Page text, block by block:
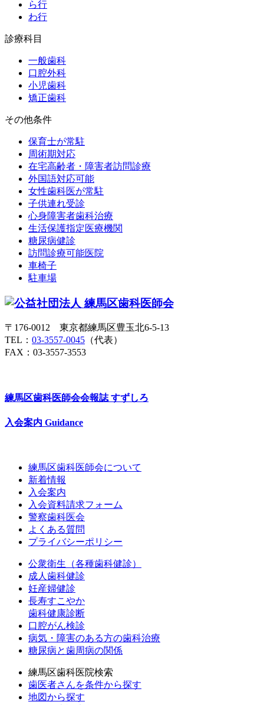
ら行
わ行
診療科目
一般歯科
口腔外科
小児歯科
矯正歯科
その他条件
保育士が常駐
周術期対応
在宅高齢者・障害者訪問診療
外国語対応可能
女性歯科医が常駐
子供連れ受診
心身障害者歯科治療
生活保護指定医療機関
糖尿病健診
訪問診療可能医院
車椅子
駐車場
〒176-0012 東京都練馬区豊玉北6-5-13
TEL： 03-3557-0045 （代表）
FAX：03-3557-3553
練馬区歯科医師会会報誌 すずしろ
入会案内 Guidance
練馬区歯科医師会について
新着情報
入会案内
入会資料請求フォーム
警察歯科医会
よくある質問
プライバシーポリシー
公衆衛生（各種歯科健診）
成人歯科健診
妊産婦健診
長寿すこやか
歯科健康診断
口腔がん検診
病気・障害のある方の歯科治療
糖尿病と歯周病の関係
練馬区歯科医院検索
歯医者さんを条件から探す
地図から探す